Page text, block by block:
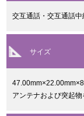
交互通話・交互通話中
サイズ
アンテナおよび突起